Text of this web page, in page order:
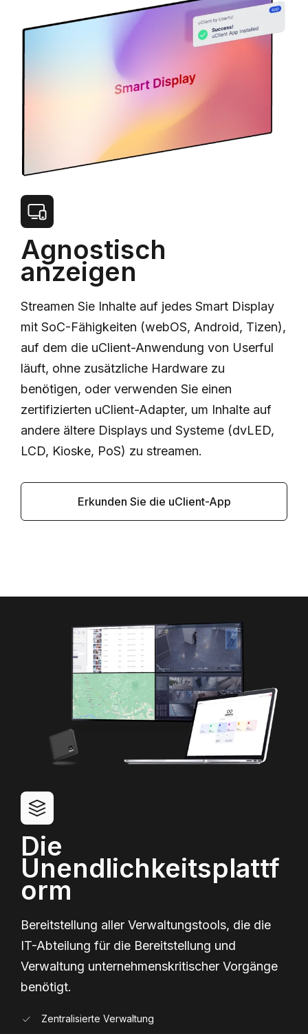
Agnostisch
anzeigen
Streamen Sie Inhalte auf jedes Smart Display
mit SoC-Fähigkeiten (webOS, Android, Tizen),
auf dem die uClient-Anwendung von Userful
läuft, ohne zusätzliche Hardware zu
benötigen, oder verwenden Sie einen
zertifizierten uClient-Adapter, um Inhalte auf
andere ältere Displays und Systeme (dvLED,
LCD, Kioske, PoS) zu streamen.
Erkunden Sie die uClient-App
Die
Unendlichkeitsplattf
orm
Bereitstellung aller Verwaltungstools, die die
IT-Abteilung für die Bereitstellung und
Verwaltung unternehmenskritischer Vorgänge
benötigt.
Zentralisierte Verwaltung